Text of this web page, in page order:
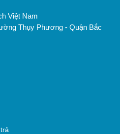
Việt Nam
Thụy Phương - Quận Bắc